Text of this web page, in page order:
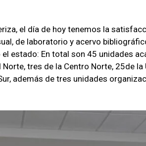
el día de hoy tenemos la
de laboratorio y acervo
estado: En total son 45 unidades
tres de la Centro Norte, 25de la
además de tres unidades